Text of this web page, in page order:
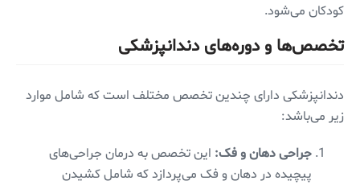
کودکان می‌شود.
تخصص‌ها و دوره‌های دندانپزشکی
دندانپزشکی دارای چندین تخصص مختلف است که شامل موارد
زیر می‌باشد:
جراحی دهان و فک: این تخصص به درمان جراحی‌های
پیچیده در دهان و فک می‌پردازد که شامل کشیدن